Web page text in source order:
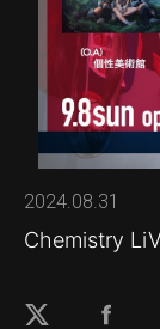
2024.08.31
Chemistry